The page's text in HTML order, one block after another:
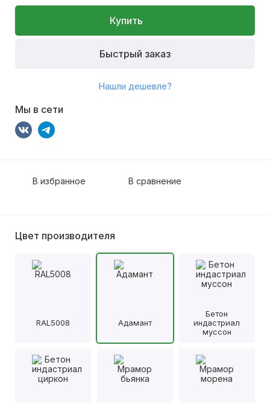
Купить
Быстрый заказ
Нашли дешевле?
Мы в сети
В избранное В сравнение
Цвет производителя
RAL5008 Адамант
Бетон
индастриал
муссон